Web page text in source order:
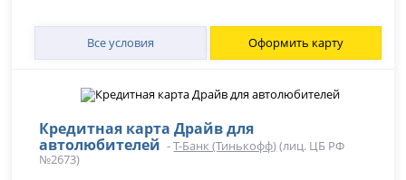
Все условия Оформить карту
Кредитная карта Драйв для
автолюбителей -Т-Банк (Тинькофф)(лиц. ЦБ РФ
№2673)